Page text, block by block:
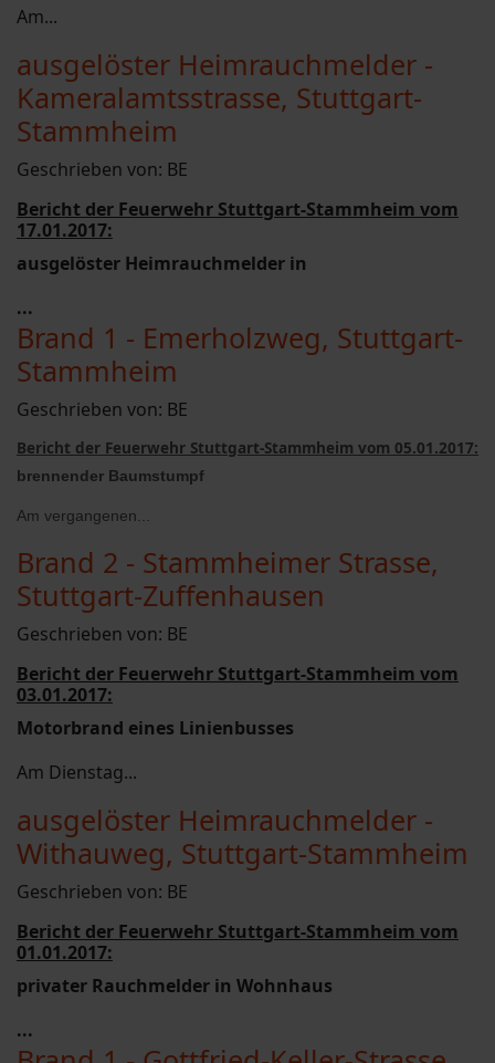
Am...
ausgelöster Heimrauchmelder -
Kameralamtsstrasse, Stuttgart-
Stammheim
Geschrieben von: BE
Bericht der Feuerwehr Stuttgart-Stammheim vom
17.01.2017:
ausgelöster Heimrauchmelder in
...
Brand 1 - Emerholzweg, Stuttgart-
Stammheim
Geschrieben von: BE
Bericht der Feuerwehr Stuttgart-Stammheim vom 05.01.2017:
brennender Baumstumpf
Am vergangenen...
Brand 2 - Stammheimer Strasse,
Stuttgart-Zuffenhausen
Geschrieben von: BE
Bericht der Feuerwehr Stuttgart-Stammheim vom
03.01.2017:
Motorbrand eines Linienbusses
Am Dienstag...
ausgelöster Heimrauchmelder -
Withauweg, Stuttgart-Stammheim
Geschrieben von: BE
Bericht der Feuerwehr Stuttgart-Stammheim vom
01.01.2017:
privater Rauchmelder in Wohnhaus
...